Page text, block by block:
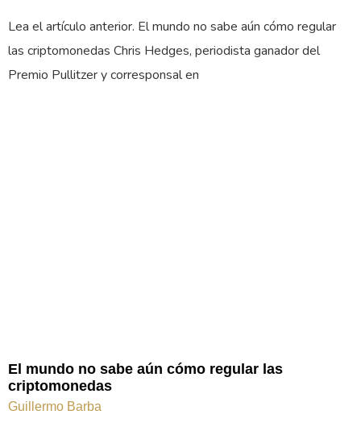
Lea el artículo anterior. El mundo no sabe aún cómo regular
las criptomonedas Chris Hedges, periodista ganador del
Premio Pullitzer y corresponsal en
El mundo no sabe aún cómo regular las
criptomonedas
Guillermo Barba